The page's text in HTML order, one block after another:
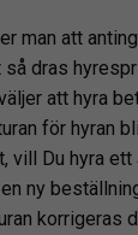
man att
dras
att hyra
för hyran
Du hyra
ny
korrigeras